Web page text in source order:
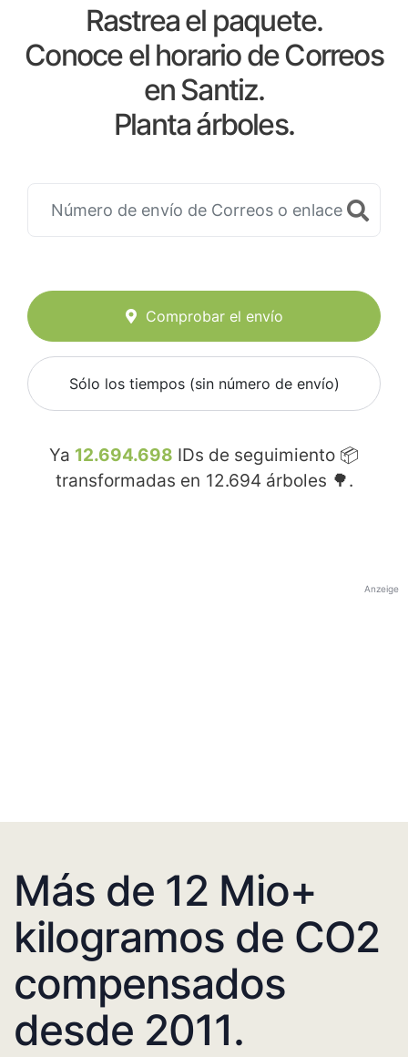
Rastrea el paquete.
Conoce el horario de Correos
en Santiz.
Planta árboles.
Comprobar el envío
Sólo los tiempos (sin número de envío)
Ya 12.694.698 IDs de seguimiento 📦
transformadas en 12.694 árboles 🌳.
Anzeige
Más de 12 Mio+
kilogramos de CO2
compensados
desde 2011.